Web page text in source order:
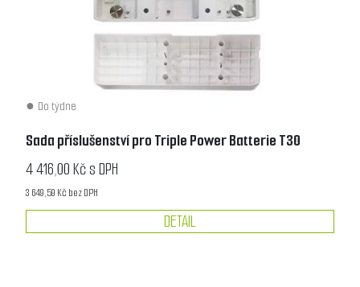
Do týdne
Sada příslušenství pro Triple Power Batterie T30
4 416,00 Kč s DPH
3 649,59 Kč bez DPH
DETAIL